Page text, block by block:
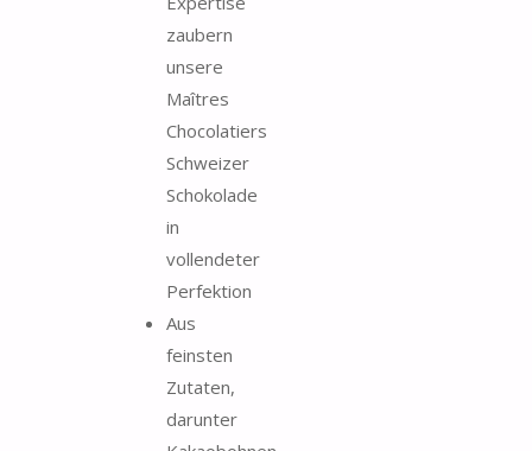
zaubern
unsere
Maîtres
Chocolatiers
Schweizer
Schokolade
in
vollendeter
Perfektion
Aus
feinsten
Zutaten,
darunter